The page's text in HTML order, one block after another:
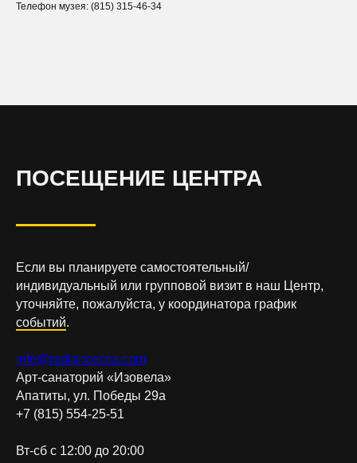
Телефон музея: (815) 315-46-34
ПОСЕЩЕНИЕ ЦЕНТРА
Если вы планируете самостоятельный/
индивидуальный или групповой визит в наш Центр,
уточняйте, пожалуйста, у координатора график
событий.
info@radiancecca.com
Арт-санаторий «Изовела»
Апатиты, ул. Победы 29а
+7 (815) 554-25-51
Вт-сб с 12:00 до 20:00